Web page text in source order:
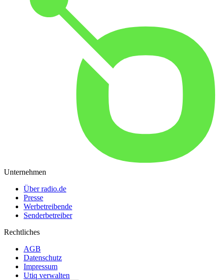
Unternehmen
Über radio.de
Presse
Werbetreibende
Senderbetreiber
Rechtliches
AGB
Datenschutz
Impressum
Utiq verwalten